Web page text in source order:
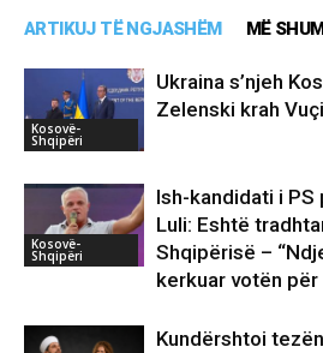
ARTIKUJ TË NGJASHËM MË
Kosovë-
Shqipëri
Ukraina s’njeh
Zelenski krah
Kosovë-
Shqipëri
Ish-kandidati i
Luli: Eshtë
Shqipërisë –
kerkuar votën për
Kundërshtoi